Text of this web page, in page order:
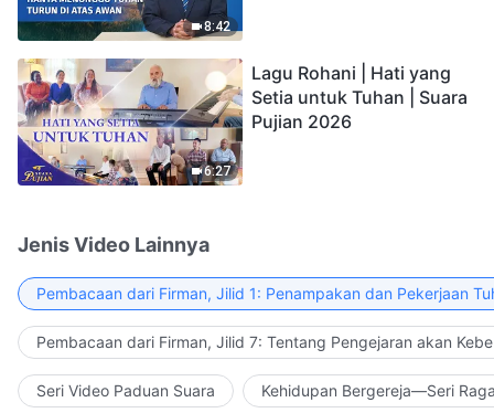
8:42
6:27
Lagu Rohani | Hati yang
Setia untuk Tuhan | Suara
Pujian 2026
Jenis Video Lainnya
Pembacaan dari Firman, Jilid 1: Penampakan dan Pekerjaan
Pembacaan dari Firman, Jilid 7: Tentang Pengejaran akan
Seri Video Paduan Suara Kehidupan Bergereja—Seri